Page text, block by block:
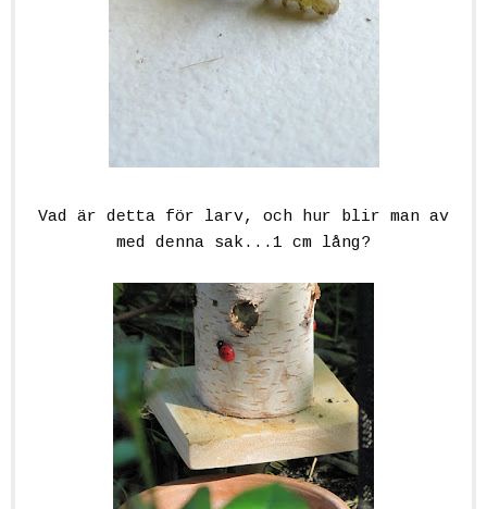
Vad är detta för larv, och hur blir man av
med denna sak...1 cm lång?